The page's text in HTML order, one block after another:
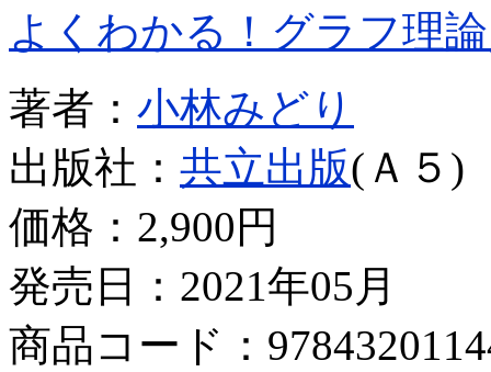
よくわかる！グラフ理
著者： 小林みどり
出版社： 共立出版(Ａ５)
価格： 2,900円
発売日：2021年05月
商品コード：